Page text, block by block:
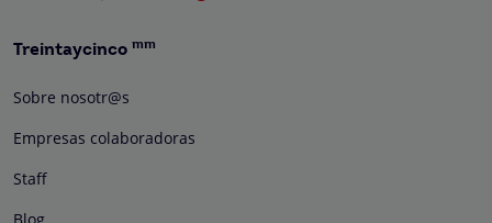
Treintaycinco mm
Sobre nosotr@s
Empresas colaboradoras
Staff